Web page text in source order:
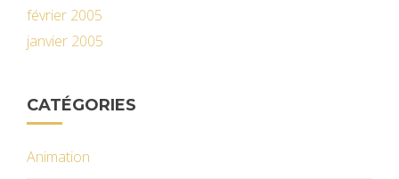
février 2005
janvier 2005
CATÉGORIES
Animation